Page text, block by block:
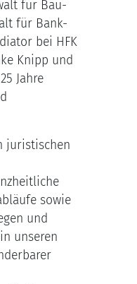
für Bau-
für Bank-
bei HFK
Knipp und
Jahre
juristischen
sowie
und
unseren